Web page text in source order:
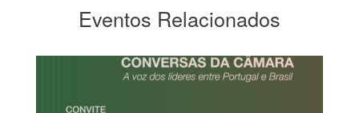
Eventos Relacionados